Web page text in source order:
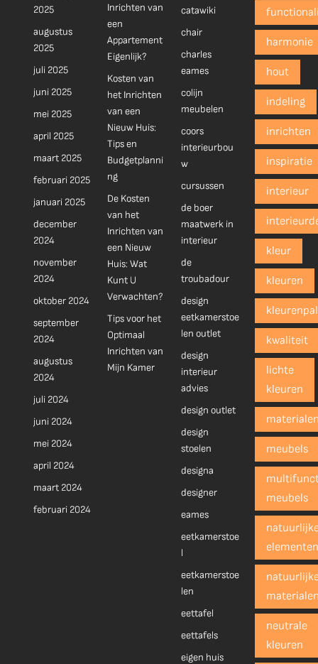
2025
augustus
2025
juli 2025
juni 2025
mei 2025
april 2025
maart 2025
februari 2025
januari 2025
december
2024
november
2024
oktober 2024
september
2024
augustus
2024
juli 2024
juni 2024
mei 2024
april 2024
maart 2024
februari 2024
Inrichten van
een
Appartement
Eigenlijk?
Kosten van
het Inrichten
van een
Nieuw Huis:
Tips en
Budgetplanni
ng
De Kosten
van het
Inrichten van
een Nieuw
Huis: Wat
Kunt U
Verwachten?
Tips voor het
Optimaal
Inrichten van
Mijn Kamer
catawiki
chair
charles
eames
colijn
meubelen
coors
interieurbou
w
cursussen
de boer
maatwerk in
interieur
de
troubadour
design
eetkamerstoe
len outlet
design
interieur
advies
design outlet
design
stoelen
designa
designer
eames
eetkamerstoe
l
eetkamerstoe
len
eettafel
eettafels
eigen huis
harmonie
hout
indeling
inrichten
inspiratie
interieur
kleur
kleuren
kwaliteit
lichte
kleuren
meubels
meubels
neutrale
kleuren